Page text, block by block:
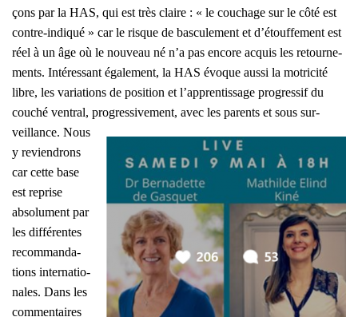
çons par la HAS, qui est très claire : « le cou­chage sur le côté est
contre-indi­qué » car le risque de bas­cu­le­ment et d’étouffement est
réel à un âge où le nou­veau né n’a pas encore acquis les retour­ne­
ments. Inté­res­sant éga­le­ment, la HAS évoque aus­si la motri­ci­té
libre, les varia­tions de posi­tion et l’apprentissage pro­gres­sif du
cou­ché ven­tral, pro­gres­si­ve­ment, avec les parents et sous sur­
veillance. Nous
y revien­drons
car cette base
est reprise
abso­lu­ment par
les dif­fé­rentes
recom­man­da­
tions inter­na­tio­
nales. Dans les
com­men­taires